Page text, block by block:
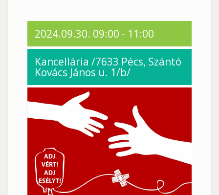
2024.09.30. 09:00 - 11:00
Kancellária /7633 Pécs, Szántó
Kovács János u. 1/b/